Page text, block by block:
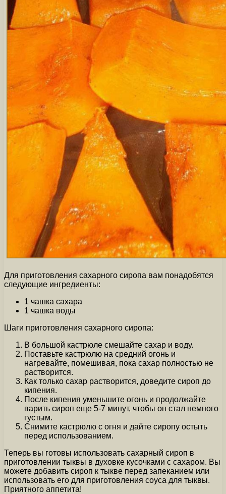
Для приготовления сахарного сиропа вам понадобятся
следующие ингредиенты:
1 чашка сахара
1 чашка воды
Шаги приготовления сахарного сиропа:
В большой кастрюле смешайте сахар и воду.
Поставьте кастрюлю на средний огонь и
нагревайте, помешивая, пока сахар полностью не
растворится.
Как только сахар растворится, доведите сироп до
кипения.
После кипения уменьшите огонь и продолжайте
варить сироп еще 5-7 минут, чтобы он стал немного
густым.
Снимите кастрюлю с огня и дайте сиропу остыть
перед использованием.
Теперь вы готовы использовать сахарный сироп в
приготовлении тыквы в духовке кусочками с сахаром. Вы
можете добавить сироп к тыкве перед запеканием или
использовать его для приготовления соуса для тыквы.
Приятного аппетита!